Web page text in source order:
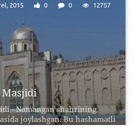
- Nаmаngаn shаhrining
joylаshgаn. Bu hаshаmаtli
2015 0 0 12757